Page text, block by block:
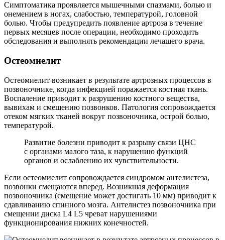
Симптоматика проявляется мышечными спазмами, болью и
онемением в ногах, слабостью, температурой, головной
болью. Чтобы предупредить появление артроза в течение
первых месяцев после операции, необходимо проходить
обследования и выполнять рекомендации лечащего врача.
Остеомиелит
Остеомиелит возникает в результате артрозных процессов в
позвоночнике, когда инфекцией поражается костная ткань.
Воспаление приводит к разрушению костного вещества,
вывихам и смещению позвонков. Патология сопровождается
отеком мягких тканей вокруг позвоночника, острой болью,
температурой.
Развитие болезни приводит к разрыву связи ЦНС
с органами малого таза, к нарушению функций
органов и ослаблению их чувствительности.
Если остеомиелит сопровождается синдромом антелистеза,
позвонки смещаются вперед. Возникшая деформация
позвоночника (смещение может достигать 10 мм) приводит к
сдавливанию спинного мозга. Антелистез позвоночника при
смещении диска L4 L5 чреват нарушениями
функционирования нижних конечностей.